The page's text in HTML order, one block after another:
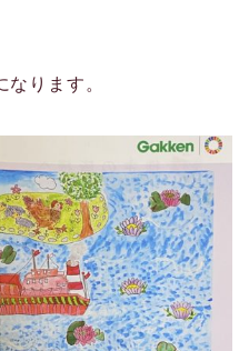
ります。